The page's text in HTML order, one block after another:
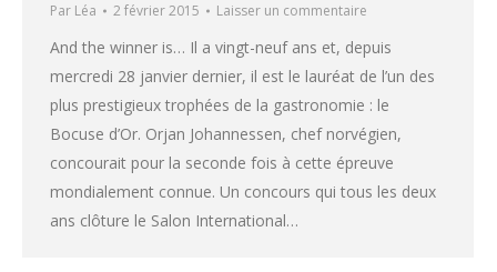
Par Léa 2 février 2015 Laisser un commentaire
And the winner is… Il a vingt-neuf ans et, depuis
mercredi 28 janvier dernier, il est le lauréat de l’un des
plus prestigieux trophées de la gastronomie : le
Bocuse d’Or. Orjan Johannessen, chef norvégien,
concourait pour la seconde fois à cette épreuve
mondialement connue. Un concours qui tous les deux
ans clôture le Salon International…